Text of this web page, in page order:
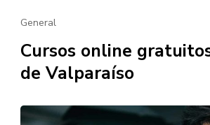
General
Cursos online
de Valparaíso